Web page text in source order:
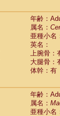
年齢：
属名：
亜種小名
英名：
上腕骨：
大腿骨：
体幹：有
年齢：
属名：
亜種小名